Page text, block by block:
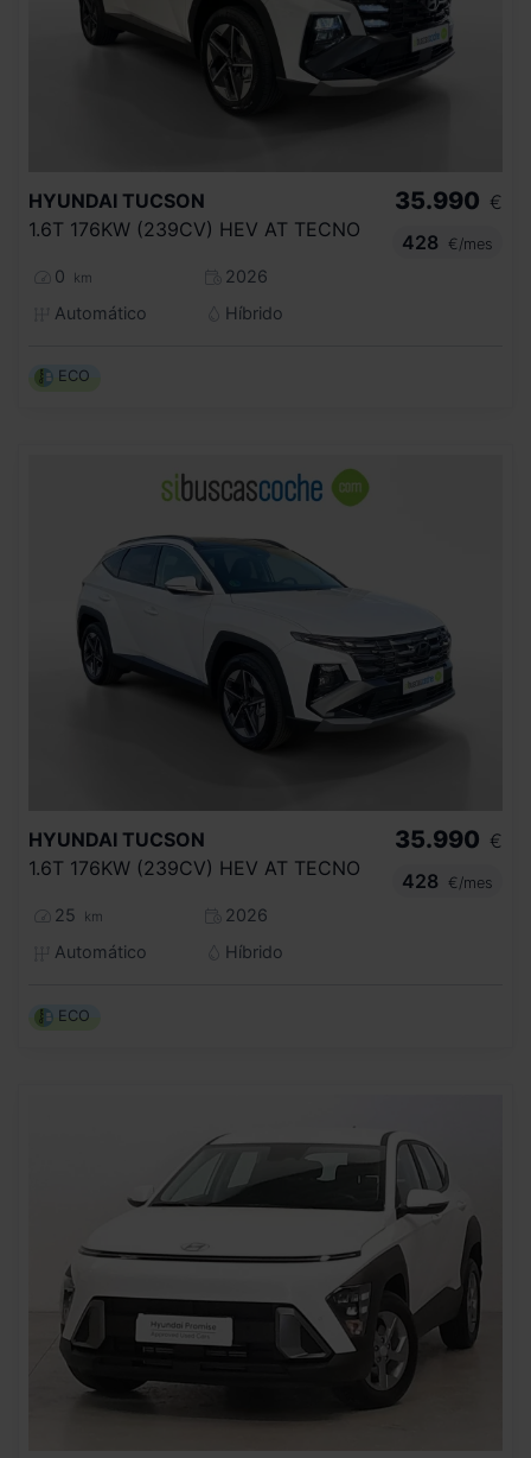
HYUNDAI TUCSON
1.6T 176KW (239CV) HEV AT TECNO
0 km
2026
Automático
Híbrido
35.990 €
428
€/mes
ECO
HYUNDAI TUCSON
1.6T 176KW (239CV) HEV AT TECNO
25 km
2026
Automático
Híbrido
35.990 €
428
€/mes
ECO